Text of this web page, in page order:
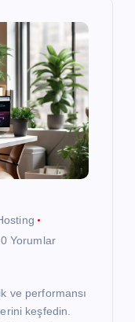
0 Yorumlar
ve performansı
keşfedin.